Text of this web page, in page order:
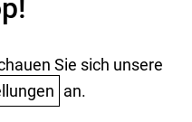
mm Innenweite,
x 5 mm
Sie sich unsere
an.